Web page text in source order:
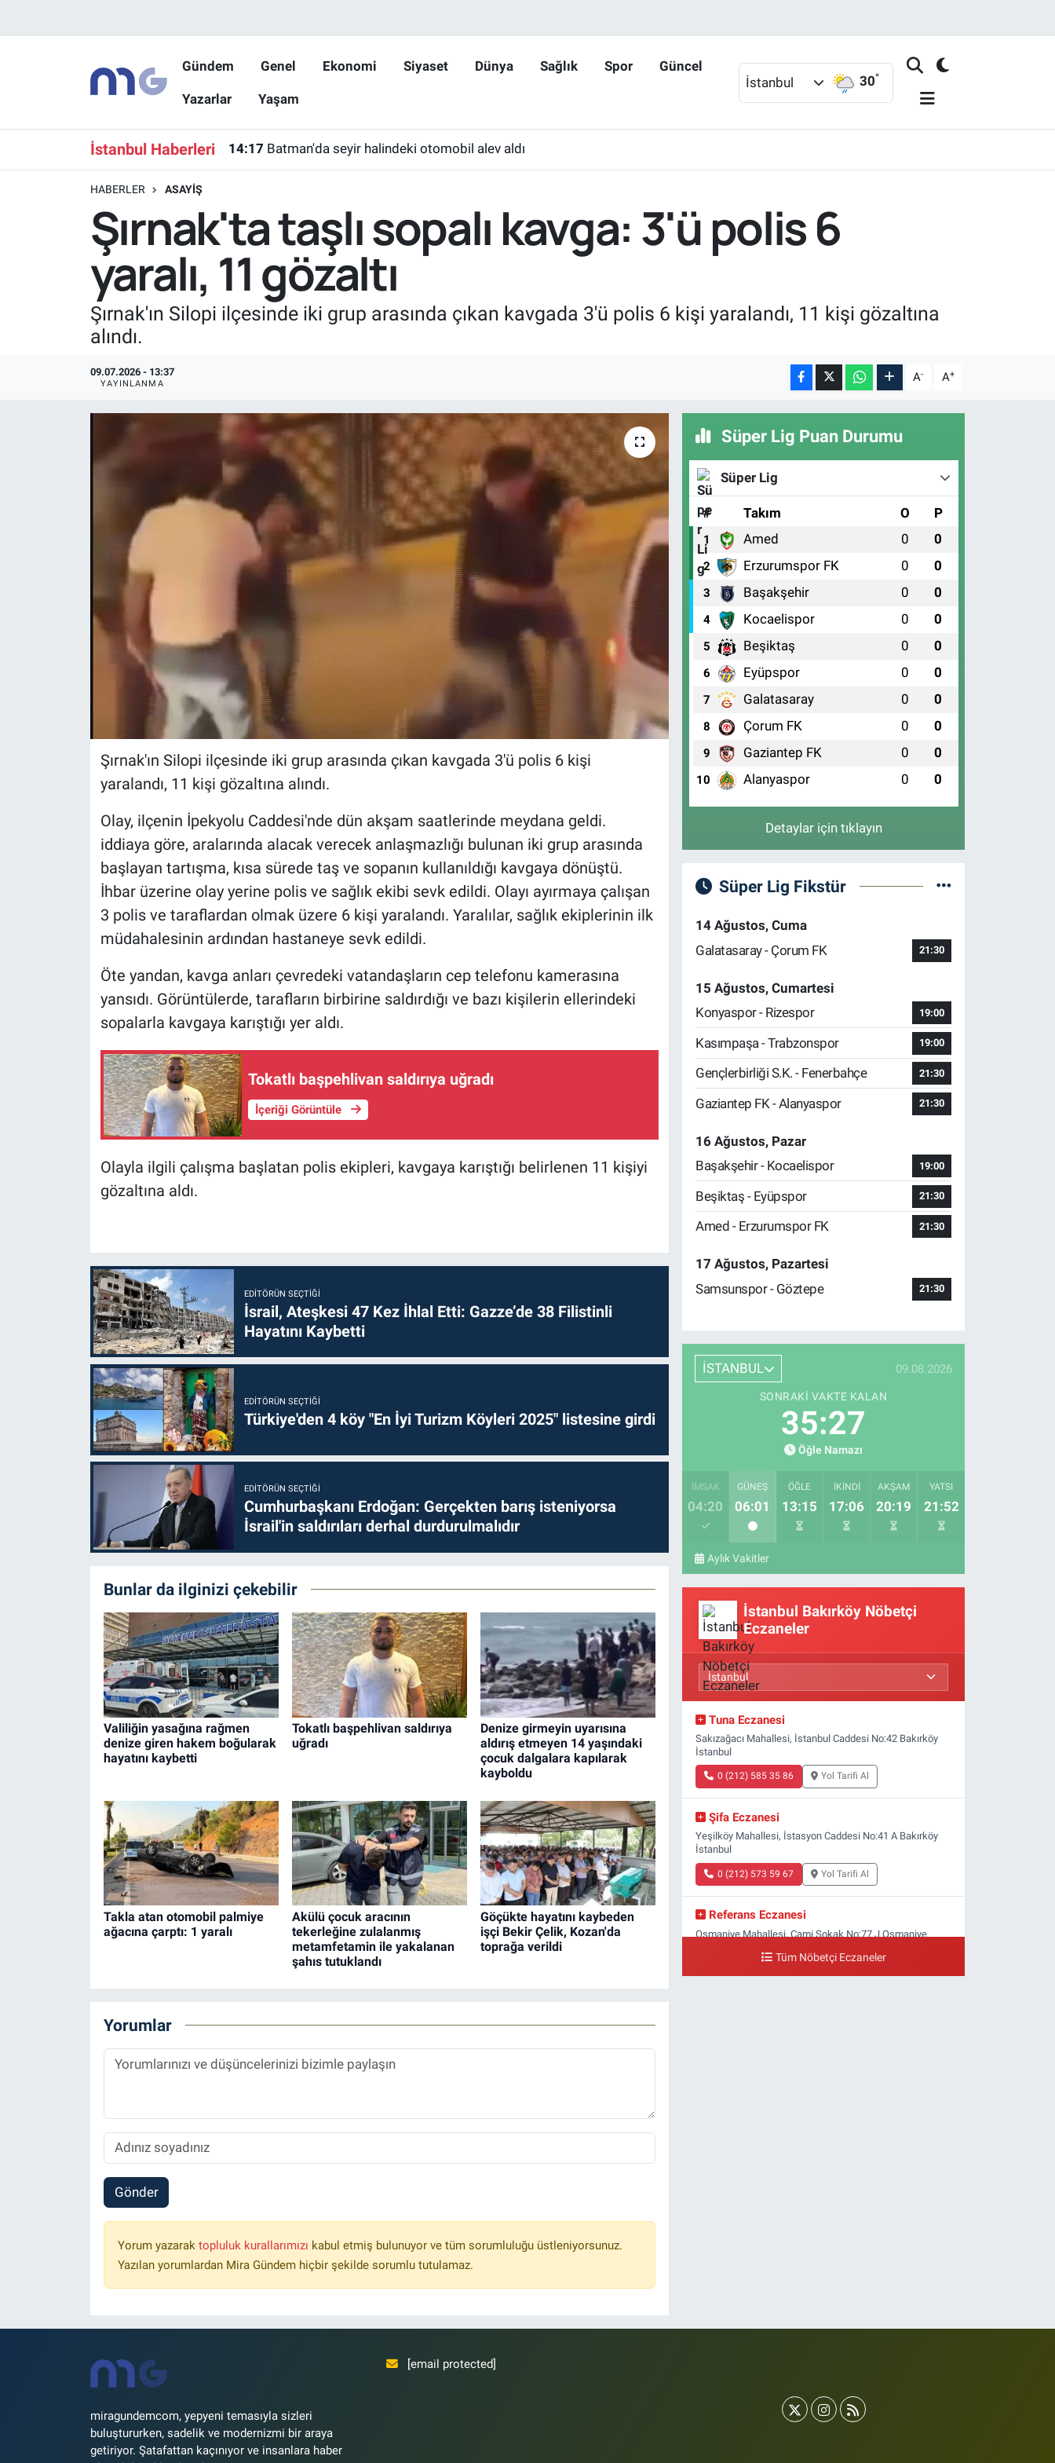
Gündem Genel Ekonomi Siyaset Dünya Sağlık Spor Güncel
Yazarlar Yaşam
İstanbul 30°
İstanbul Haberleri 14:17 Batman'da seyir halindeki otomobil alev aldı
HABERLER ASAYIŞ
Şırnak'ta taşlı sopalı kavga: 3'ü polis 6
yaralı, 11 gözaltı
Şırnak'ın Silopi ilçesinde iki grup arasında çıkan kavgada 3'ü polis 6 kişi yaralandı, 11 kişi gözaltına
alındı.
09.07.2026 - 13:37
YAYINLANMA A- A+
Şırnak'ın Silopi ilçesinde iki grup arasında çıkan kavgada 3'ü polis 6 kişi
yaralandı, 11 kişi gözaltına alındı.
Olay, ilçenin İpekyolu Caddesi'nde dün akşam saatlerinde meydana geldi.
iddiaya göre, aralarında alacak verecek anlaşmazlığı bulunan iki grup arasında
başlayan tartışma, kısa sürede taş ve sopanın kullanıldığı kavgaya dönüştü.
İhbar üzerine olay yerine polis ve sağlık ekibi sevk edildi. Olayı ayırmaya çalışan
3 polis ve taraflardan olmak üzere 6 kişi yaralandı. Yaralılar, sağlık ekiplerinin ilk
müdahalesinin ardından hastaneye sevk edildi.
Öte yandan, kavga anları çevredeki vatandaşların cep telefonu kamerasına
yansıdı. Görüntülerde, tarafların birbirine saldırdığı ve bazı kişilerin ellerindeki
sopalarla kavgaya karıştığı yer aldı.
Tokatlı başpehlivan saldırıya uğradı
İçeriği Görüntüle
Olayla ilgili çalışma başlatan polis ekipleri, kavgaya karıştığı belirlenen 11 kişiyi
gözaltına aldı.
EDITÖRÜN SEÇTIĞI
İsrail, Ateşkesi 47 Kez İhlal Etti: Gazze’de 38 Filistinli
Hayatını Kaybetti
EDITÖRÜN SEÇTIĞI
Türkiye'den 4 köy "En İyi Turizm Köyleri 2025" listesine girdi
EDITÖRÜN SEÇTIĞI
Cumhurbaşkanı Erdoğan: Gerçekten barış isteniyorsa
İsrail'in saldırıları derhal durdurulmalıdır
Bunlar da ilginizi çekebilir
Valiliğin yasağına rağmen
denize giren hakem boğularak
hayatını kaybetti
Tokatlı başpehlivan saldırıya
uğradı
Denize girmeyin uyarısına
aldırış etmeyen 14 yaşındaki
çocuk dalgalara kapılarak
kayboldu
Takla atan otomobil palmiye
ağacına çarptı: 1 yaralı
Akülü çocuk aracının
tekerleğine zulalanmış
metamfetamin ile yakalanan
şahıs tutuklandı
Göçükte hayatını kaybeden
işçi Bekir Çelik, Kozan'da
toprağa verildi
Yorumlar
Gönder
Yorum yazarak topluluk kurallarımızı kabul etmiş bulunuyor ve tüm sorumluluğu üstleniyorsunuz.
Yazılan yorumlardan Mira Gündem hiçbir şekilde sorumlu tutulamaz.
Süper Lig Puan Durumu
Süper Lig
# Takım O P
1 Amed 0 0
2 Erzurumspor FK 0 0
3 Başakşehir 0 0
4 Kocaelispor 0 0
5 Beşiktaş 0 0
6 Eyüpspor 0 0
7 Galatasaray 0 0
8 Çorum FK 0 0
9 Gaziantep FK 0 0
10 Alanyaspor 0 0
Detaylar için tıklayın
Süper Lig Fikstür
14 Ağustos, Cuma
Galatasaray - Çorum FK
21:30
15 Ağustos, Cumartesi
Konyaspor - Rizespor
19:00
Kasımpaşa - Trabzonspor 19:00
Gençlerbirliği S.K. - Fenerbahçe 21:30
Gaziantep FK - Alanyaspor 21:30
16 Ağustos, Pazar
Başakşehir - Kocaelispor
19:00
Beşiktaş - Eyüpspor 21:30
Amed - Erzurumspor FK 21:30
17 Ağustos, Pazartesi
Samsunspor - Göztepe
21:30
İSTANBUL 09.08.2026
SONRAKI VAKTE KALAN
35:26
Öğle Namazı
İMSAK
04:20
GÜNEŞ
06:01
ÖĞLE
13:15
İKINDI
17:06
AKŞAM
20:19
YATSI
21:52
Aylık Vakitler
İstanbul Bakırköy Nöbetçi
Eczaneler
Tuna Eczanesi
Sakızağacı Mahallesi, İstanbul Caddesi No:42 Bakırköy
İstanbul
0 (212) 585 35 86 Yol Tarifi Al
Şifa Eczanesi
Yeşilköy Mahallesi, İstasyon Caddesi No:41 A Bakırköy
İstanbul
0 (212) 573 59 67 Yol Tarifi Al
Referans Eczanesi
Osmaniye Mahallesi, Cami Sokak No:77 J Osmaniye
Tüm Nöbetçi Eczaneler
miragundemcom, yepyeni temasıyla sizleri
buluştururken, sadelik ve modernizmi bir araya
getiriyor. Şatafattan kaçınıyor ve insanlara haber
[email protected]
Hava Durumu
İstanbul Namaz Vakitleri
Süper Lig Puan Durumu ve Fikstür
Tüm Manşetler
Son Dakika Haberleri
Haber Arşivi